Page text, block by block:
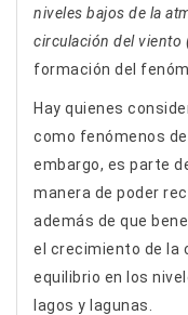
niveles bajos de la
circulación del viento
formación del
Hay quienes
como fenómenos
embargo, es parte
manera de poder
además de que
el crecimiento de la
equilibrio en los
lagos y lagunas.